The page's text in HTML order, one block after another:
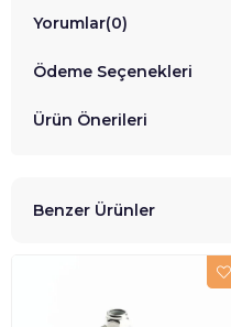
Yorumlar(0)
Ödeme Seçenekleri
Ürün Önerileri
Benzer Ürünler